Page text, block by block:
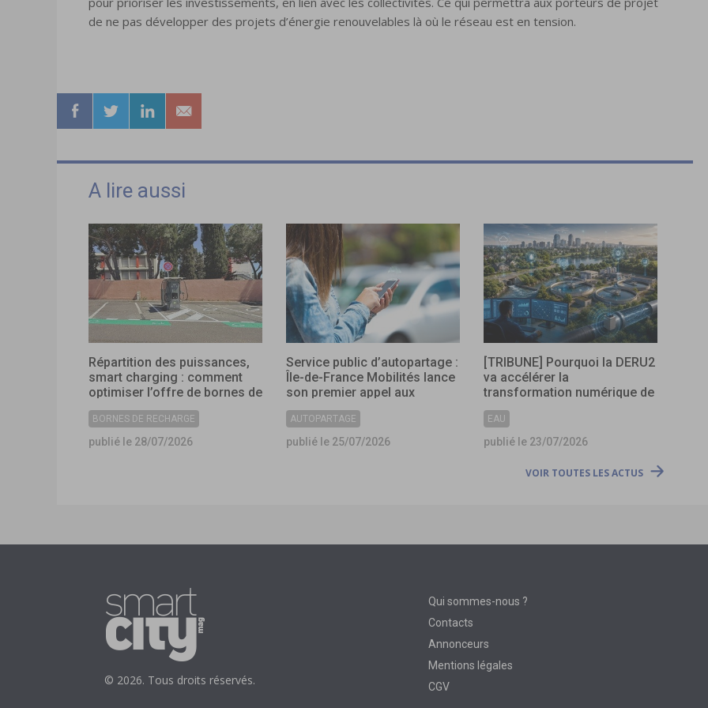
de ne pas développer des projets d’énergie renouvelables là où le réseau est en tension.
A lire aussi
Répartition des puissances,
smart charging : comment
optimiser l’offre de bornes de
recharge dans les
collectivités ?
BORNES DE RECHARGE
publié le 28/07/2026
Service public d’autopartage :
Île-de-France Mobilités lance
son premier appel aux
collectivités
AUTOPARTAGE
publié le 25/07/2026
[TRIBUNE] Pourquoi la DERU2
va accélérer la
transformation numérique de
l’assainissement ?
EAU
publié le 23/07/2026
VOIR TOUTES LES ACTUS
© 2026. Tous droits réservés.
Qui sommes-nous ?
Contacts
Annonceurs
Mentions légales
CGV